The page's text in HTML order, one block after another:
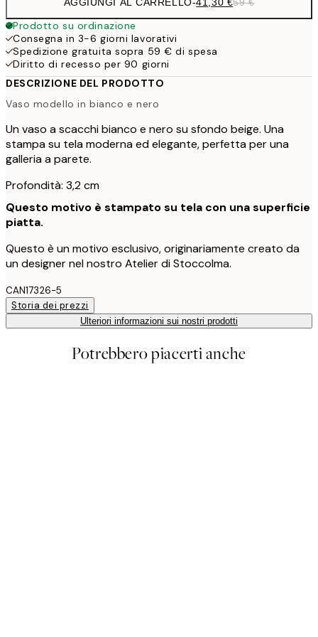
Prodotto su ordinazione
Consegna in 3-6 giorni lavorativi
Spedizione gratuita sopra 59 € di spesa
Diritto di recesso per 90 giorni
DESCRIZIONE DEL PRODOTTO
Vaso modello in bianco e nero
Un vaso a scacchi bianco e nero su sfondo beige. Una
stampa su tela moderna ed elegante, perfetta per una
galleria a parete.
Profondità: 3,2 cm
Questo motivo è stampato su tela con una superficie
piatta.
Questo è un motivo esclusivo, originariamente creato da
un designer nel nostro Atelier di Stoccolma.
CAN17326-5
Storia dei prezzi
Ulteriori informazioni sui nostri prodotti
Potrebbero piacerti anche